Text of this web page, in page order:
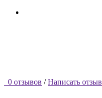
0 отзывов / Написать отзыв